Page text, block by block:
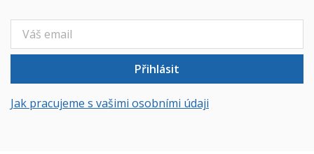
Přihlásit
Jak pracujeme s vašimi osobními údaji